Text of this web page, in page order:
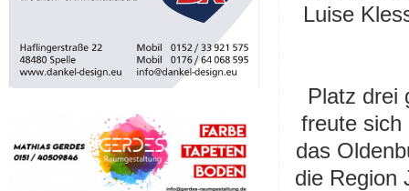
Luise
Platz drei
freute sich
das
die Region